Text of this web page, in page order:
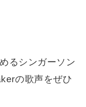
るシンガーソン
の歌声をぜひ